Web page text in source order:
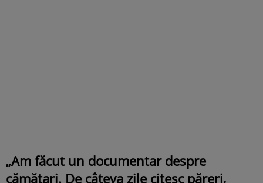
„Am făcut un documentar despre
cămătari. De câteva zile citesc păreri,